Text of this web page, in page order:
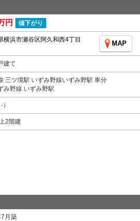
円 値下がり
横浜市瀬谷区阿久和西4丁目
MAP
建て
三ツ境駅 いずみ野線いずみ野駅 車分
み野線 いずみ野駅
2階建
月築